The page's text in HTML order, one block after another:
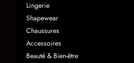
Lingerie
Shapewear
Chaussures
Accessoires
Beauté & Bien-être